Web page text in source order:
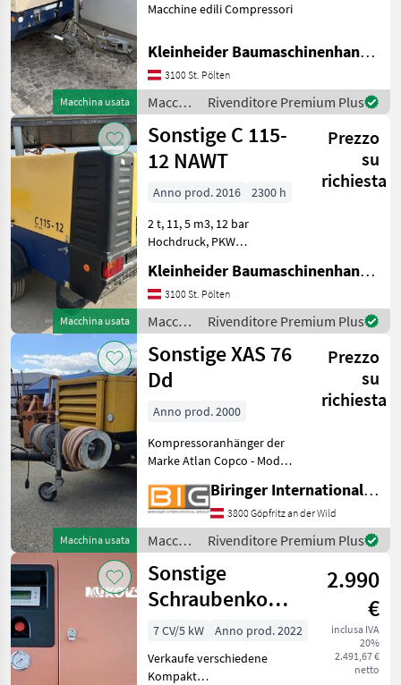
Sonstige
Atlas
Kaeser
Atlas Copco
Ingersol
Comp Air
MARKETPLACE
Marketplace
Offerte dei
rivenditori
Annunci
Macchina usata
Macchine edili Compressori
Kleinheider Baumaschinenhandel GmbH.
3100 St. Pölten
Macchine
edili /
Sonstige
Rivenditore Premium Plus
Macchina usata
Sonstige C 115-
12 NAWT
Prezzo
su
richiesta
Anno prod. 2016
2300 h
2 t, 11, 5 m3, 12 bar
Hochdruck, PKW
Macchine edili Compressori
Kleinheider Baumaschinenhandel GmbH.
3100 St. Pölten
Macchine
edili /
Sonstige
Rivenditore Premium Plus
Macchina usata
Sonstige XAS 76
Dd
Prezzo
su
richiesta
Anno prod. 2000
Kompressoranhänger der
Marke Atlan Copco - Modell
Papiere,
Bedienungsanleitung und
Ersatzteilliste Technische
Daten: * Volumenstrom: 4.2
m³
Biringer International GmbH
3800 Göpfritz an der Wild
Macchine
edili /
Sonstige
Rivenditore Premium Plus
Sonstige
Schraubenkompressor
Mikovs
2.990
€
inclusa IVA
20%
2.491,67 €
netto
7 CV/5 kW
Anno prod. 2022
Verkaufe verschiedene
Kompakt